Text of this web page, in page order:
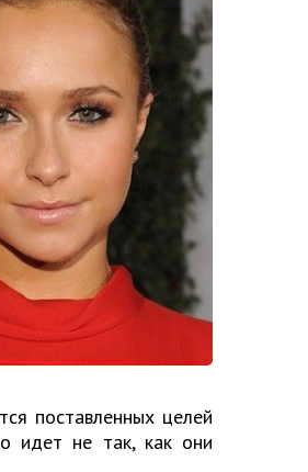
поставленных целей
идет не так, как они